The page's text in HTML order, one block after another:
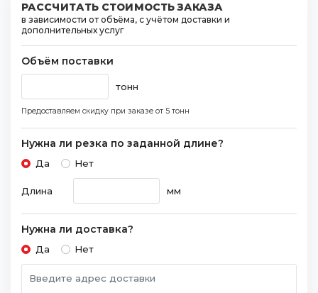
РАССЧИТАТЬ СТОИМОСТЬ ЗАКАЗА
в зависимости от объёма, с учётом доставки и
дополнительных услуг
Объём поставки
тонн
Предоставляем скидку при заказе от 5 тонн
Нужна ли резка по заданной длине?
Да Нет
Длина мм
Нужна ли доставка?
Да Нет